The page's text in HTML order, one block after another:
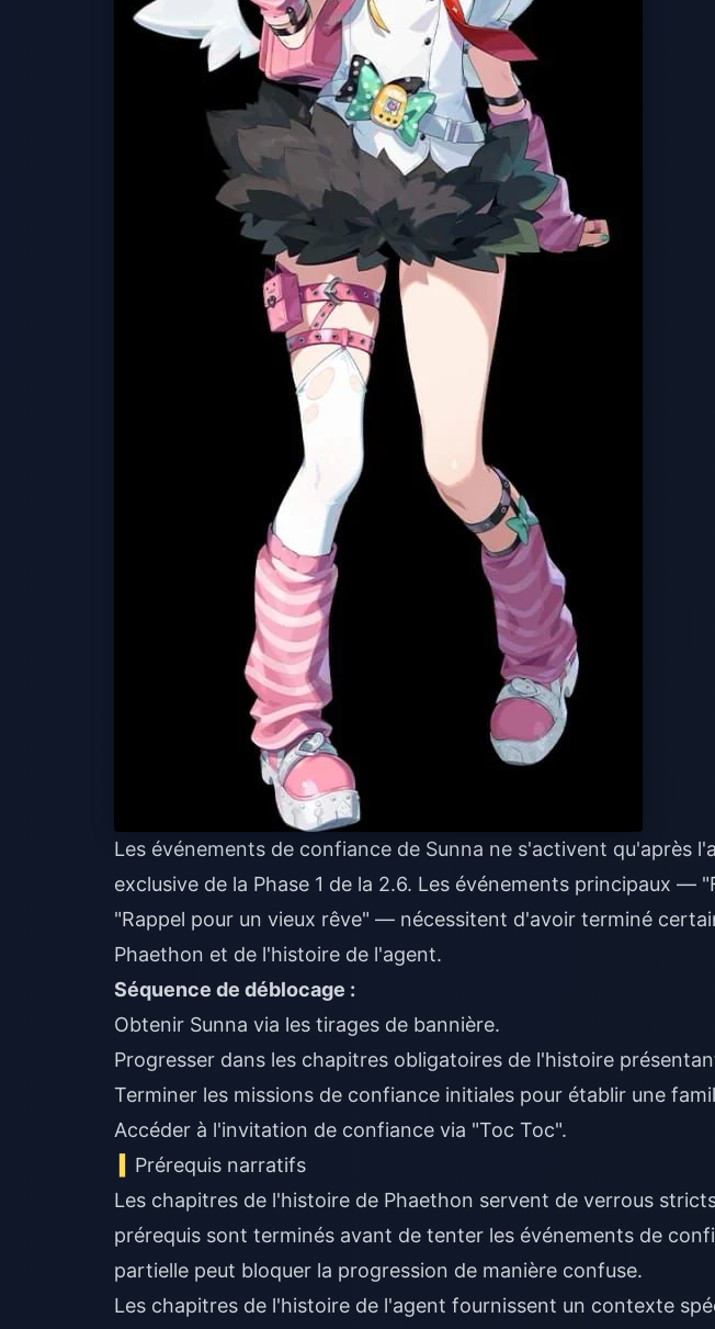
Les événements de confiance de Sunna ne s'activent qu'après
exclusive de la Phase 1 de la 2.6. Les événements principaux —
"Rappel pour un vieux rêve" — nécessitent d'avoir terminé
Phaethon et de l'histoire de l'agent.
Séquence de déblocage :
Obtenir Sunna via les tirages de bannière.
Progresser dans les chapitres obligatoires de l'histoire
Terminer les missions de confiance initiales pour établir une
Accéder à l'invitation de confiance via "Toc Toc".
Prérequis narratifs
Les chapitres de l'histoire de Phaethon servent de verrous
prérequis sont terminés avant de tenter les événements de
partielle peut bloquer la progression de manière confuse.
Les chapitres de l'histoire de l'agent fournissent un contexte